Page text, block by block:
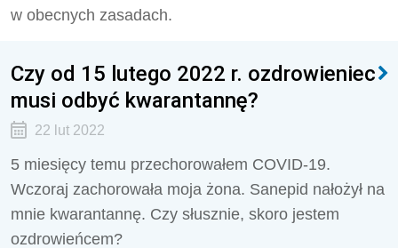
w obecnych zasadach.
Czy od 15 lutego 2022 r. ozdrowieniec
musi odbyć kwarantannę?
22 lut 2022
5 miesięcy temu przechorowałem COVID-19.
Wczoraj zachorowała moja żona. Sanepid nałożył na
mnie kwarantannę. Czy słusznie, skoro jestem
ozdrowieńcem?